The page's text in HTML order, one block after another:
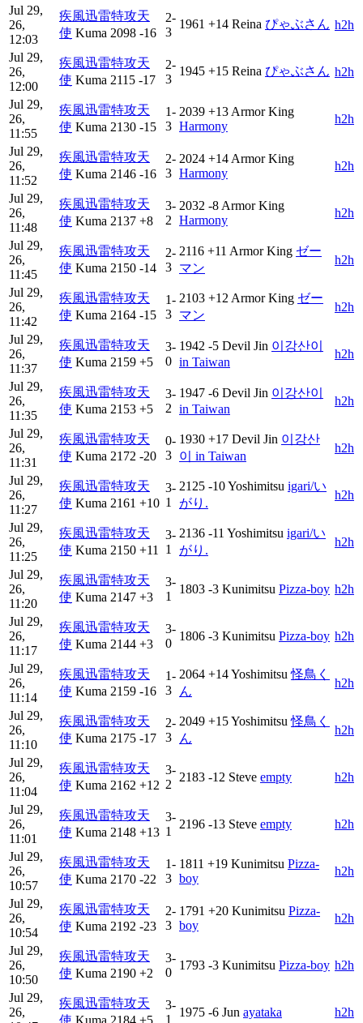
Jul 29,
26,
12:03
疾風迅雷特攻天
使 Kuma 2098 -16
2-
3
1961 +14 Reina ぴゃぶさん h2h
Jul 29,
26,
12:00
疾風迅雷特攻天
使 Kuma 2115 -17
2-
3
1945 +15 Reina ぴゃぶさん h2h
Jul 29,
26,
11:55
疾風迅雷特攻天
使 Kuma 2130 -15
1-
3
2039 +13 Armor King
Harmony
h2h
Jul 29,
26,
11:52
疾風迅雷特攻天
使 Kuma 2146 -16
2-
3
2024 +14 Armor King
Harmony
h2h
Jul 29,
26,
11:48
疾風迅雷特攻天
使 Kuma 2137 +8
3-
2
2032 -8 Armor King
Harmony
h2h
Jul 29,
26,
11:45
疾風迅雷特攻天
使 Kuma 2150 -14
2-
3
2116 +11 Armor King ゼー
マン
h2h
Jul 29,
26,
11:42
疾風迅雷特攻天
使 Kuma 2164 -15
1-
3
2103 +12 Armor King ゼー
マン
h2h
Jul 29,
26,
11:37
疾風迅雷特攻天
使 Kuma 2159 +5
3-
0
1942 -5 Devil Jin 이강산이
in Taiwan
h2h
Jul 29,
26,
11:35
疾風迅雷特攻天
使 Kuma 2153 +5
3-
2
1947 -6 Devil Jin 이강산이
in Taiwan
h2h
Jul 29,
26,
11:31
疾風迅雷特攻天
使 Kuma 2172 -20
0-
3
1930 +17 Devil Jin 이강산
이 in Taiwan
h2h
Jul 29,
26,
11:27
疾風迅雷特攻天
使 Kuma 2161 +10
3-
1
2125 -10Yoshimitsu igari/い
がり.
h2h
Jul 29,
26,
11:25
疾風迅雷特攻天
使 Kuma 2150 +11
3-
1
2136 -11 Yoshimitsu igari/い
がり.
h2h
Jul 29,
26,
11:20
疾風迅雷特攻天
使 Kuma 2147 +3
3-
1
1803 -3 Kunimitsu Pizza-boy h2h
Jul 29,
26,
11:17
疾風迅雷特攻天
使 Kuma 2144 +3
3-
0
1806 -3 Kunimitsu Pizza-boy h2h
Jul 29,
26,
11:14
疾風迅雷特攻天
使 Kuma 2159 -16
1-
3
2064 +14Yoshimitsu 怪鳥く
ん
h2h
Jul 29,
26,
11:10
疾風迅雷特攻天
使 Kuma 2175 -17
2-
3
2049 +15Yoshimitsu 怪鳥く
ん
h2h
Jul 29,
26,
11:04
疾風迅雷特攻天
使 Kuma 2162 +12
3-
2
2183 -12 Steve empty h2h
Jul 29,
26,
11:01
疾風迅雷特攻天
使 Kuma 2148 +13
3-
1
2196 -13 Steve empty h2h
Jul 29,
26,
10:57
疾風迅雷特攻天
使 Kuma 2170 -22
1-
3
1811 +19 Kunimitsu Pizza-
boy
h2h
Jul 29,
26,
10:54
疾風迅雷特攻天
使 Kuma 2192 -23
2-
3
1791 +20 Kunimitsu Pizza-
boy
h2h
Jul 29,
26,
10:50
疾風迅雷特攻天
使 Kuma 2190 +2
3-
0
1793 -3 Kunimitsu Pizza-boy h2h
Jul 29,
26,
疾風迅雷特攻天
使 Kuma 2184 +5
3-
1
1975 -6 Jun ayataka h2h